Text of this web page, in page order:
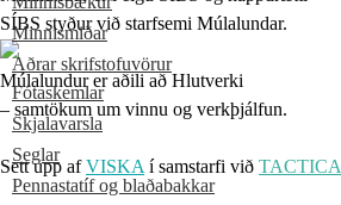
Minnismiðar
Aðrar skrifstofuvörur
Fótaskemlar
Skjalavarsla
Seglar
Pennastatíf og blaðabakkar
SÍBS styður við starfsemi Múlalundar.
Múlalundur er aðili að Hlutverki
– samtökum um vinnu og verkþjálfun.
Sett upp afVISKA í samstarfi við TACTICA